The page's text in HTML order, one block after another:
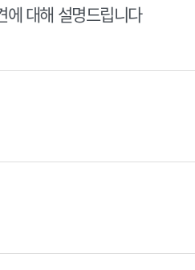
에 대해 설명드립니다